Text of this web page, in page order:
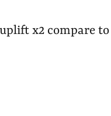
x2 compare